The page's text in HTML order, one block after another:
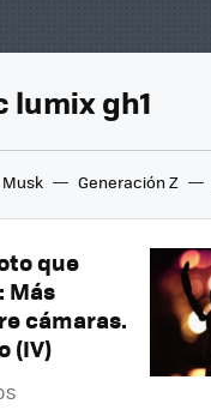
lumix gh1
Musk Generación Z
que
Más
cámaras.
(IV)